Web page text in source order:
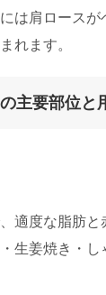
は肩ロース
れます。
主要部位と
適度な脂肪と
生姜焼き・し